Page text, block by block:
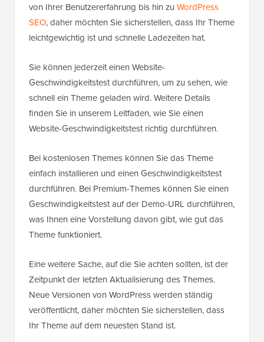
von Ihrer Benutzererfahrung bis hin zu WordPress
SEO, daher möchten Sie sicherstellen, dass Ihr Theme
leichtgewichtig ist und schnelle Ladezeiten hat.
Sie können jederzeit einen Website-
Geschwindigkeitstest durchführen, um zu sehen, wie
schnell ein Theme geladen wird. Weitere Details
finden Sie in unserem Leitfaden, wie Sie einen
Website-Geschwindigkeitstest richtig durchführen.
Bei kostenlosen Themes können Sie das Theme
einfach installieren und einen Geschwindigkeitstest
durchführen. Bei Premium-Themes können Sie einen
Geschwindigkeitstest auf der Demo-URL durchführen,
was Ihnen eine Vorstellung davon gibt, wie gut das
Theme funktioniert.
Eine weitere Sache, auf die Sie achten sollten, ist der
Zeitpunkt der letzten Aktualisierung des Themes.
Neue Versionen von WordPress werden ständig
veröffentlicht, daher möchten Sie sicherstellen, dass
Ihr Theme auf dem neuesten Stand ist.